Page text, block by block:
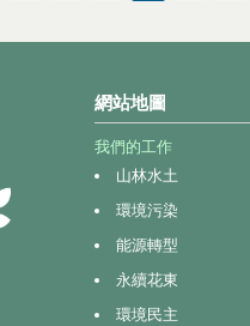
網站地圖
我們的工作
山林水土
環境污染
能源轉型
永續花東
環境民主